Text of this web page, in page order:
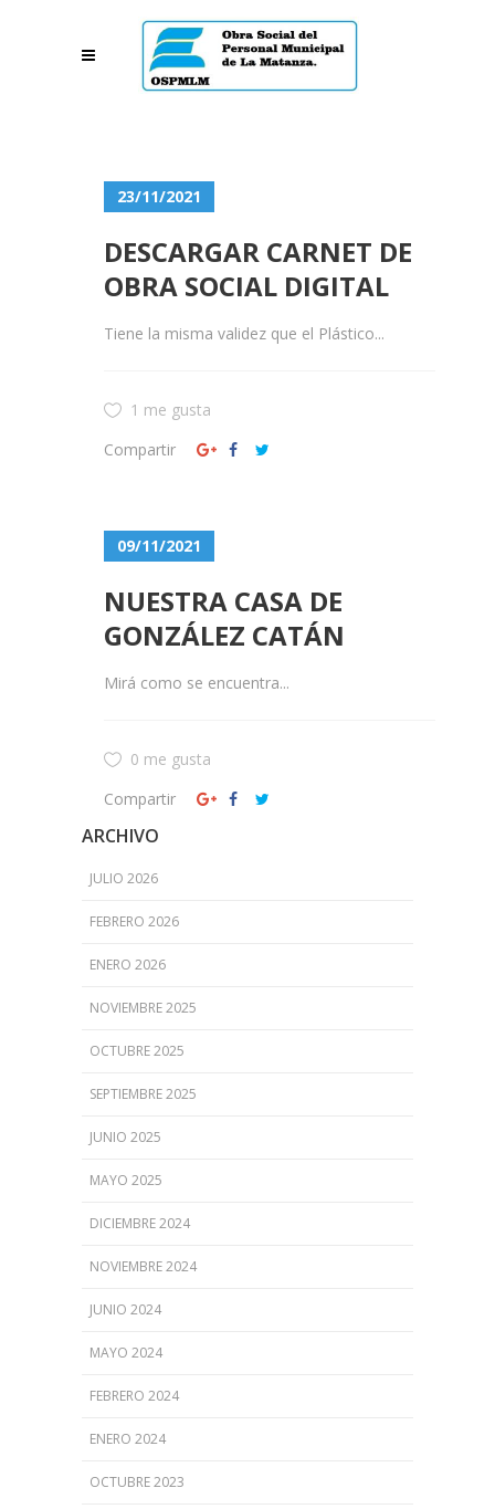
23/11/2021
DESCARGAR CARNET DE
OBRA SOCIAL DIGITAL
Tiene la misma validez que el Plástico...
1 me gusta
Compartir
09/11/2021
NUESTRA CASA DE
GONZÁLEZ CATÁN
Mirá como se encuentra...
0 me gusta
Compartir
ARCHIVO
JULIO 2026
FEBRERO 2026
ENERO 2026
NOVIEMBRE 2025
OCTUBRE 2025
SEPTIEMBRE 2025
JUNIO 2025
MAYO 2025
DICIEMBRE 2024
NOVIEMBRE 2024
JUNIO 2024
MAYO 2024
FEBRERO 2024
ENERO 2024
OCTUBRE 2023